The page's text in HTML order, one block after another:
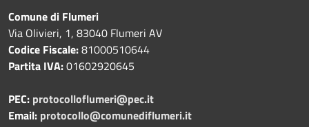
Comune di Flumeri
Via Olivieri, 1, 83040 Flumeri AV
Codice Fiscale:81000510644
Partita IVA:01602920645
PEC: protocolloflumeri@pec.it
Email: protocollo@comunediflumeri.it